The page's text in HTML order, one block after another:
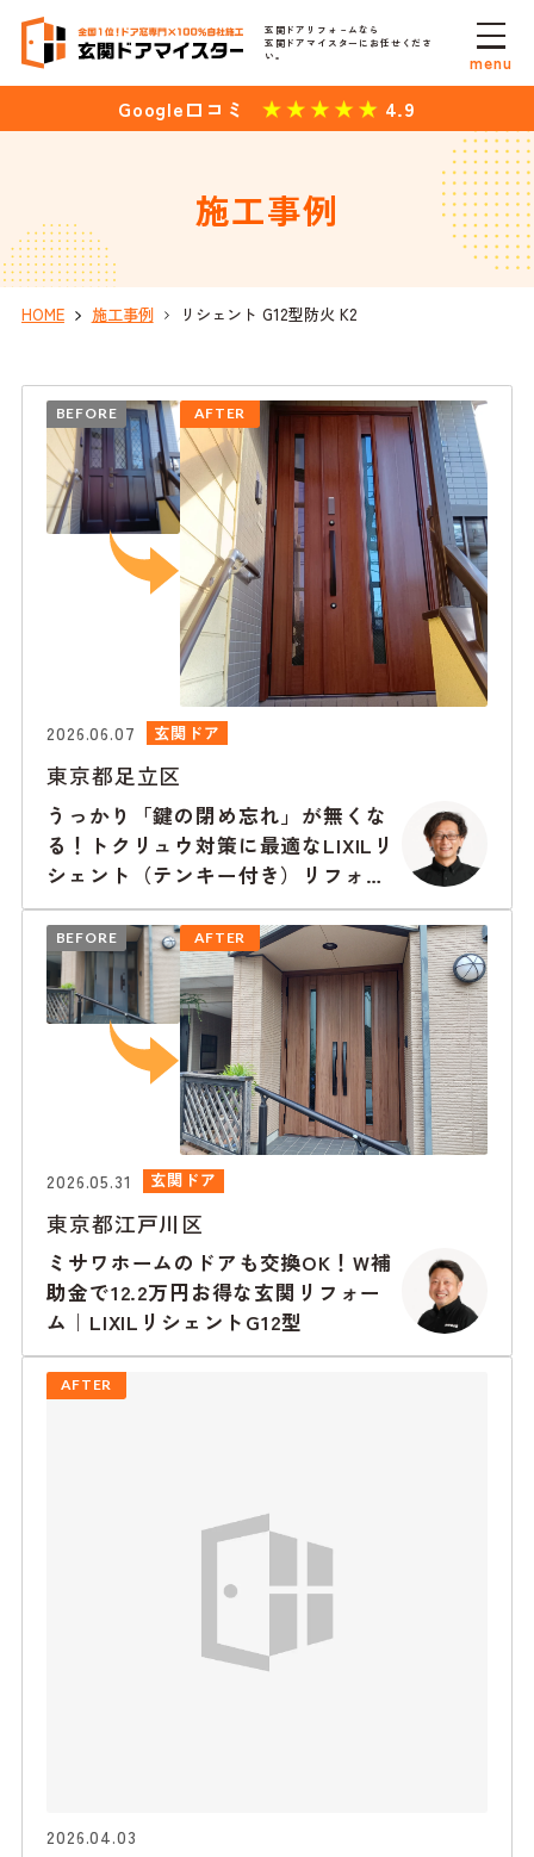
玄関ドアリフォ－ムなら
玄関ドアマイスターにお任せくださ
い。
Google口コミ 4.9
menu
施工事例
HOME 施工事例 リシェント G12型防火 K2
BEFORE AFTER
2026.06.07 玄関ドア
東京都足立区
うっかり「鍵の閉め忘れ」が無くな
る！トクリュウ対策に最適なLIXILリ
シェント（テンキー付き）リフォー
ム事例
BEFORE AFTER
2026.05.31 玄関ドア
東京都江戸川区
ミサワホームのドアも交換OK！W補
助金で12.2万円お得な玄関リフォー
ム｜LIXILリシェントG12型
AFTER
2026.04.03